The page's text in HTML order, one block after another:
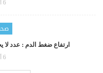
6 أشهر منذ
ارتفاع ضغط الدم : عدد
6 أشهر منذ